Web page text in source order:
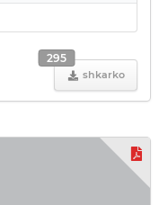
shkarko
295